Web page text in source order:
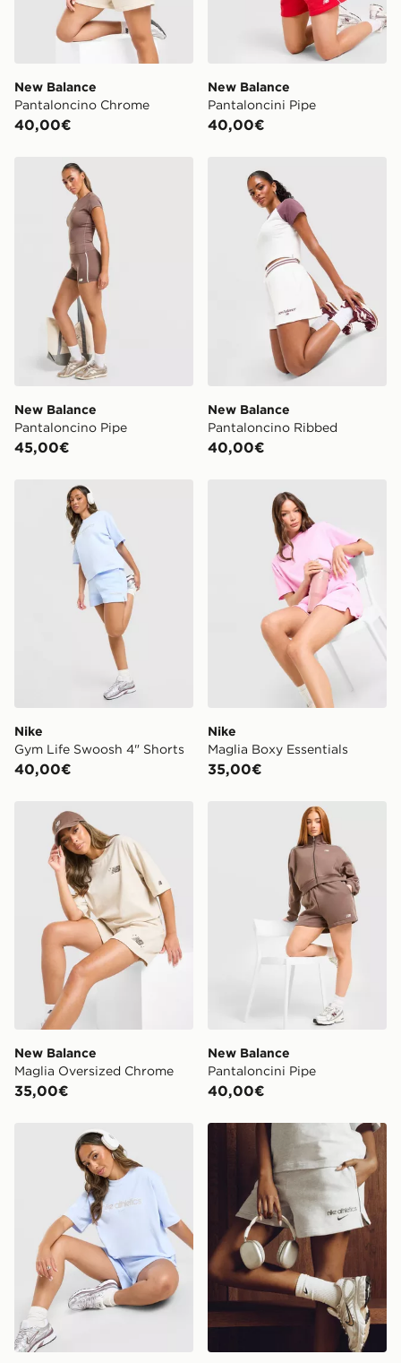
New Balance
Pantaloncino Chrome
40,00€
New Balance
Pantaloncini Pipe
40,00€
New Balance Pantaloncino Pipe
New Balance
Pantaloncino Pipe
45,00€
New Balance
New Balance
Pantaloncino Ribbed
40,00€
Nike Gym Life Swoosh 4" Shorts
Nike
Gym Life Swoosh 4" Shorts
40,00€
Nike Maglia Boxy Essentials
Nike
Maglia Boxy Essentials
35,00€
New Balance Maglia Oversized Chrome
New Balance
Maglia Oversized Chrome
35,00€
New Balance Pantaloncini
New Balance
Pantaloncini Pipe
40,00€
Nike Maglia Boxy Gym Life SwooshNike Gym Life Swoosh 4"